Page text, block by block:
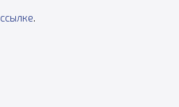
ссылке.